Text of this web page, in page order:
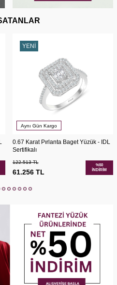
YENI
Aynı Gün Kargo
0.67 Karat Pırlanta Baget Yüzük - IDL
Sertifikalı
122.513TL
61.256TL
%50
İNDIRIM